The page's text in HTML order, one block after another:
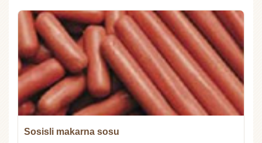
Sosisli makarna sosu